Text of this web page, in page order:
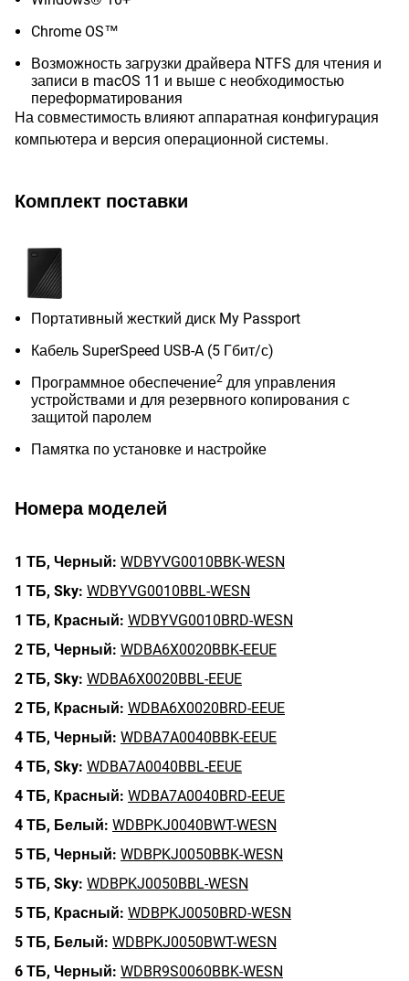
Chrome OS™
Возможность загрузки драйвера NTFS для чтения и
записи в macOS 11 и выше с необходимостью
переформатирования
На совместимость влияют аппаратная конфигурация
компьютера и версия операционной системы.
Комплект поставки
Портативный жесткий диск My Passport
Кабель SuperSpeed USB-A (5 Гбит/с)
Программное обеспечение2 для управления
устройствами и для резервного копирования с
защитой паролем
Памятка по установке и настройке
Номера моделей
1 ТБ, Черный: WDBYVG0010BBK-WESN
1 ТБ, Sky: WDBYVG0010BBL-WESN
1 ТБ, Красный: WDBYVG0010BRD-WESN
2 ТБ, Черный: WDBA6X0020BBK-EEUE
2 ТБ, Sky: WDBA6X0020BBL-EEUE
2 ТБ, Красный: WDBA6X0020BRD-EEUE
4 ТБ, Черный: WDBA7A0040BBK-EEUE
4 ТБ, Sky: WDBA7A0040BBL-EEUE
4 ТБ, Красный: WDBA7A0040BRD-EEUE
4 ТБ, Белый: WDBPKJ0040BWT-WESN
5 ТБ, Черный: WDBPKJ0050BBK-WESN
5 ТБ, Sky: WDBPKJ0050BBL-WESN
5 ТБ, Красный: WDBPKJ0050BRD-WESN
5 ТБ, Белый: WDBPKJ0050BWT-WESN
6 ТБ, Черный: WDBR9S0060BBK-WESN